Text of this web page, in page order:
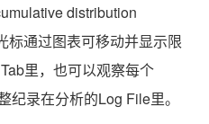
distribution
标通过图表可移动并显示限
里，也可以观察每个
纪录在分析的Log File里。